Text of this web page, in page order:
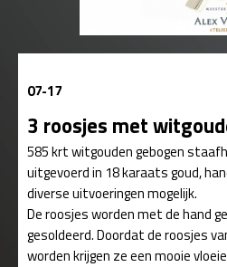
07-17
3 roosjes met
585 krt witgouden gebogen
uitgevoerd in 18 karaats goud,
diverse uitvoeringen mogelijk.
De roosjes worden met de hand
gesoldeerd. Doordat de roosjes
worden krijgen ze een mooie